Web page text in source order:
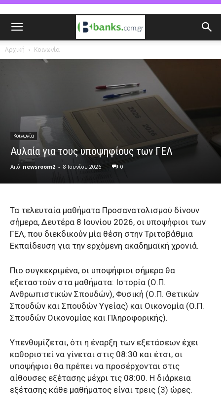
Αρχική Κοινωνία
Κοινωνία
Αυλαία για τους υποψηφίους των ΓΕΛ
Από newsroom2 - 8 Ιουνίου 2026 0
Τα τελευταία μαθήματα Προσανατολισμού δίνουν
σήμερα, Δευτέρα 8 Ιουνίου 2026, οι υποψήφιοι των
ΓΕΛ, που διεκδικούν μία θέση στην Τριτοβάθμια
Εκπαίδευση για την ερχόμενη ακαδημαϊκή χρονιά.
Πιο συγκεκριμένα, οι υποψήφιοι σήμερα θα
εξεταστούν στα μαθήματα: Ιστορία (Ο.Π.
Ανθρωπιστικών Σπουδών), Φυσική (Ο.Π. Θετικών
Σπουδών και Σπουδών Υγείας) και Οικονομία (Ο.Π.
Σπουδών Οικονομίας και Πληροφορικής).
Υπενθυμίζεται, ότι η έναρξη των εξετάσεων έχει
καθοριστεί να γίνεται στις 08:30 και έτσι, οι
υποψήφιοι θα πρέπει να προσέρχονται στις
αίθουσες εξέτασης μέχρι τις 08:00. Η διάρκεια
εξέτασης κάθε μαθήματος είναι τρεις (3) ώρες.